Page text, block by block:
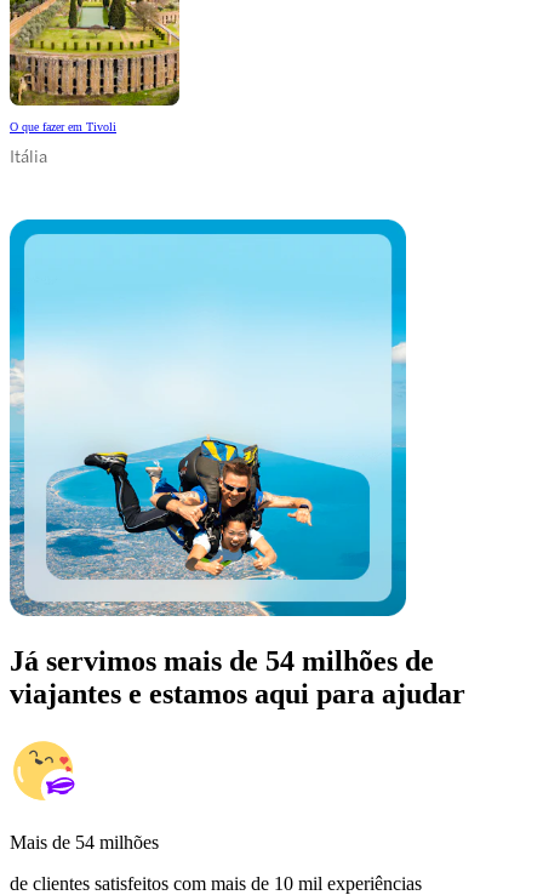
O que fazer em Tivoli
Itália
Já servimos mais de 54 milhões de
viajantes e estamos aqui para ajudar
Mais de 54 milhões
de clientes satisfeitos com mais de 10 mil experiências